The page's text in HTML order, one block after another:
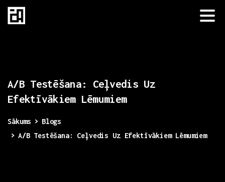
A/B Testēšana: Ceļvedis Uz
Efektīvākiem Lēmumiem
Sākums
Blogs
A/B Testēšana: Ceļvedis Uz Efektīvākiem Lēmumiem